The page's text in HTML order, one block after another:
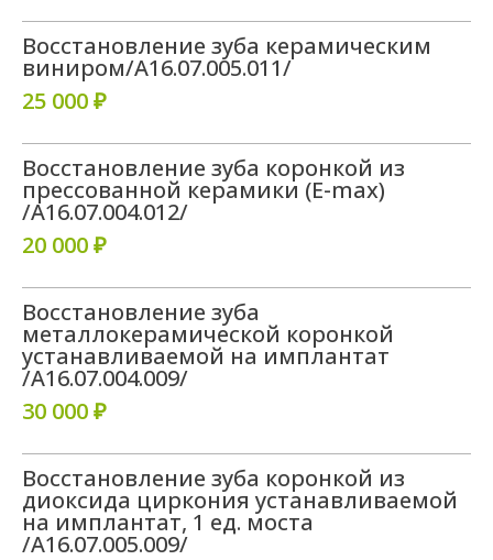
Восстановление зуба керамическим
виниром/A16.07.005.011/
25 000 ₽
Восстановление зуба коронкой из
прессованной керамики (E-max)
/A16.07.004.012/
20 000 ₽
Восстановление зуба
металлокерамической коронкой
устанавливаемой на имплантат
/A16.07.004.009/
30 000 ₽
Восстановление зуба коронкой из
диоксида циркония устанавливаемой
на имплантат, 1 ед. моста
/A16.07.005.009/